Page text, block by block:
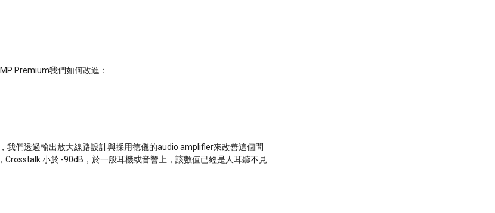
Premium我們如何改進：
我們透過輸出放大線路設計與採用德儀的audio amplifier來改善這個問
小於 -90dB，於一般耳機或音響上，該數值已經是人耳聽不見